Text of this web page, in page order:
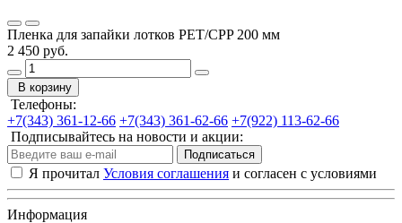
Пленка для запайки лотков PET/CPP 200 мм
2 450 руб.
В корзину
Телефоны:
+7(343) 361-12-66 +7(343) 361-62-66 +7(922) 113-62-66
Подписывайтесь на новости и акции:
Подписаться
Я прочитал Условия соглашения и согласен с условиями
Информация